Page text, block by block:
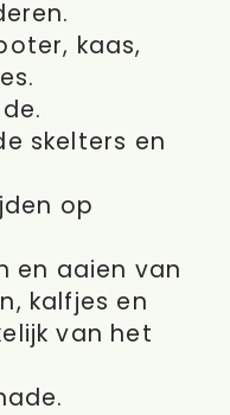
kaas,
skelters en
op
en aaien van
kalfjes en
van het